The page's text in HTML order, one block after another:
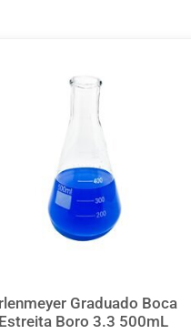
Graduado Boca
Boro 3.3 500mL